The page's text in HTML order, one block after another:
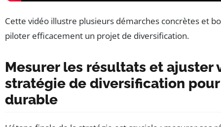
Cette vidéo illustre plusieurs démarches concrètes et
piloter efficacement un projet de diversification.
Mesurer les résultats et ajuster
stratégie de diversification
durable